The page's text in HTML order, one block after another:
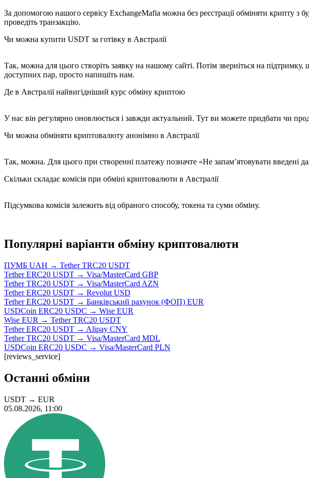
За допомогою нашого сервісу ExchangeMafia можна без реєстрації обміняти крипту з
проведіть транзакцію.
Чи можна купити USDT за готівку в Австралії
Так, можна для цього створіть заявку на нашому сайті. Потім зверніться на
доступних пар, просто напишіть нам.
Де в Австралії найвигідніший курс обміну криптою
У нас він регулярно оновлюється і завжди актуальний. Тут ви можете придбати чи
Чи можна обміняти криптовалюту анонімно в Австралії
Так, можна. Для цього при створенні платежу позначте «Не запам’ятовувати введені
Скільки складає комісія при обміні криптовалюти в Австралії
Підсумкова комісія залежить від обраного способу, токена та суми обміну.
Популярні варіанти обміну криптовалюти
ПУМБ UAH → Tether TRC20 USDT
Tether ERC20 USDT → Visa/MasterCard GBP
Tether TRC20 USDT → Visa/MasterCard AZN
Tether ERC20 USDT → Revolut USD
Tether ERC20 USDT → Банківський рахунок (ФОП) EUR
USDCoin ERC20 USDC → Wise EUR
Wise EUR → Tether TRC20 USDT
Tether ERC20 USDT → Alipay CNY
Tether TRC20 USDT → Visa/MasterCard MDL
USDCoin ERC20 USDC → Visa/MasterCard PLN
[reviews_service]
Останні обміни
USDT → EUR
05.08.2026, 11:00